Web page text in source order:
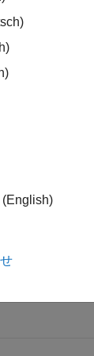
(English)